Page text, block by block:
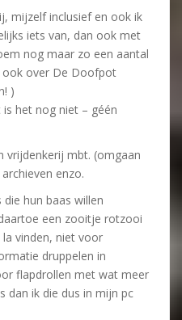
mijzelf inclusief en ook ik
iets van, dan ook met
nog maar zo een aantal
ook over De Doofpot
)
het nog niet – géén
vrijdenkerij mbt. (omgaan
enzo.
hun baas willen
een zooitje rotzooi
vinden, niet voor
druppelen in
flapdrollen met wat meer
dan ik die dus in mijn pc